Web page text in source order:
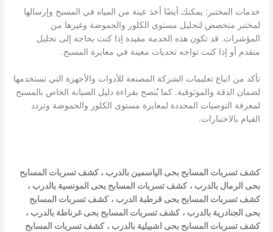
خدمات المختبر: يمكنك أيضًا أخذ عينة من المياه في المسبح وإرسالها
لمختبر متخصص لتحليل مستوى الكلور والحموضة وغيرها من
المؤشرات. قد تكون هذه الخدمة مفيدة إذا كنت بحاجة إلى تحليل
متقدم أو إذا كنت تواجه تحديات معينة في معايرة المسبح.
تأكد من اتباع تعليمات الشركة المصنعة للأدوات والأجهزة التي تستخدمها
لضمان الدقة والموثوقية. كما يُنصح بقراءة دليل الصيانة الخاص بالمسبح
لمعرفة التوصيات المحددة لمعايرة مستوى الكلور والحموضة وتردد
القيام بالاختبارات.
كشف تسربات المسابح بحى الياسمين بالدرب ،كشف تسربات المسابح
بحى الرمال بالدرب ، كشف تسربات المسابح بحى المونسية بالدرب ،
كشف تسربات المسابح بحى قرطبة الدرب ، كشف تسربات المسابح
بحى الجنادرية بالدرب ، كشف تسربات المسابح بحى غرناطة بالدرب ،
كشف تسربات المسابح بحى اشبيلية بالدرب ، كشف تسربات المسابح